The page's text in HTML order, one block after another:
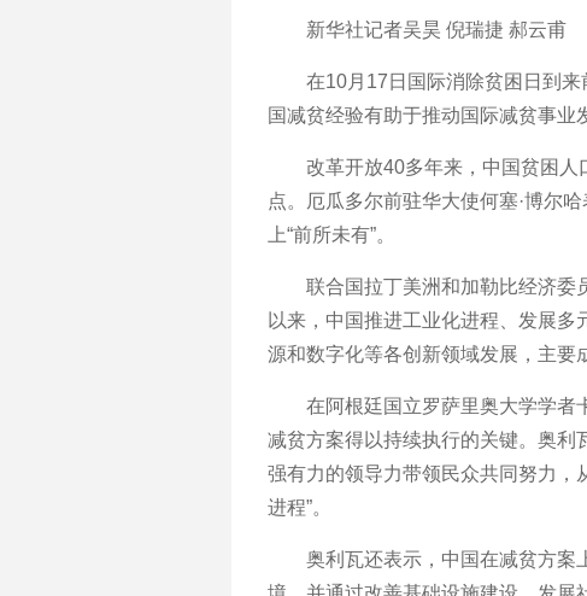
新华社记者吴昊 倪瑞捷 郝云甫
在10月17日国际消除贫困日到来
国减贫经验有助于推动国际减贫事业
改革开放40多年来，中国贫困人
点。厄瓜多尔前驻华大使何塞·博尔
上“前所未有”。
联合国拉丁美洲和加勒比经济委
以来，中国推进工业化进程、发展
源和数字化等各创新领域发展，主要
在阿根廷国立罗萨里奥大学学者卡
减贫方案得以持续执行的关键。奥利
强有力的领导力带领民众共同努力，
进程”。
奥利瓦还表示，中国在减贫方案